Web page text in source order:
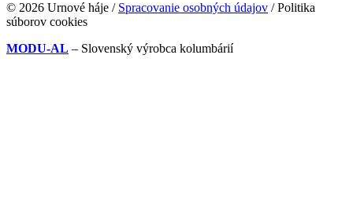
© 2026 Urnové háje / Spracovanie osobných údajov / Politika
súborov cookies
MODU-AL – Slovenský výrobca kolumbárií